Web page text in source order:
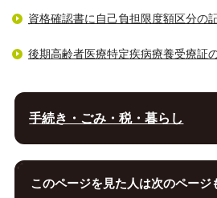
資格確認書に自己負担限度額区分の
後期高齢者医療特定疾病療養受療証
手続き・ごみ・税・暮らし
このページを見た人は次のページ